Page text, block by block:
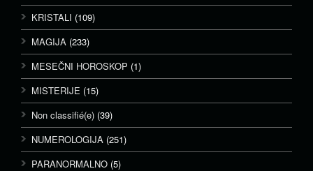
KRISTALI (109)
MAGIJA (233)
MESEČNI HOROSKOP (1)
MISTERIJE (15)
Non classifié(e) (39)
NUMEROLOGIJA (251)
PARANORMALNO (5)